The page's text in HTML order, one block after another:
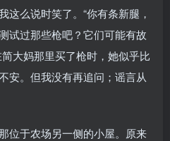
这么说时笑了。“你有条新腿，
试过那些枪吧？它们可能有故
大妈那里买了枪时，她似乎比
安。但我没有再追问；谣言从
位于农场另一侧的小屋。原来